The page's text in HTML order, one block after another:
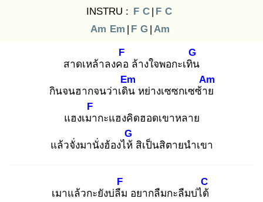
INSTRU : F C | F C
Am Em | F G | Am
สาดเหล้าลงคอ
F
ล้างใจพอกะเทิน
G
กินจนฮากจนว่าเดิน
Em
หย่างเซซกเซซ้าย
Am
แฮงเมา
F
กะแฮงคิดฮอดเขาหลาย
แล้วจั่งมานั่งฮ้องไห้
G
สิเป็นสิตายนำเขา
เมาแล้วกะยังบ่ลืม
F
อยากลืมกะลืมบ่ได้
C